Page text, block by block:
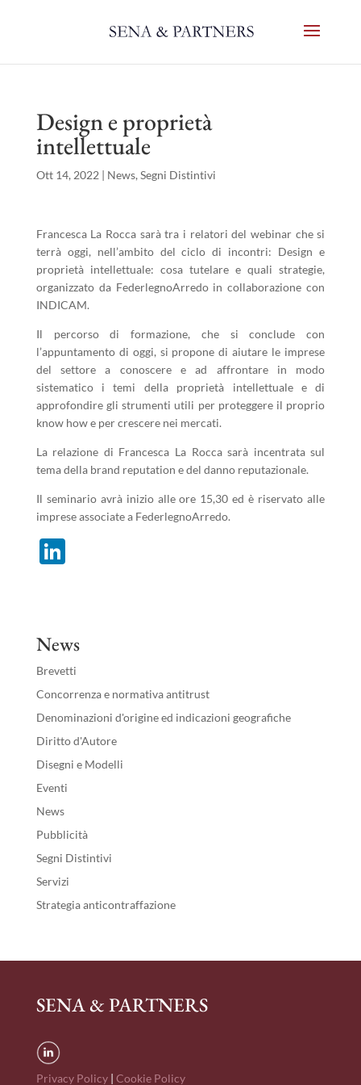
Design e proprietà
intellettuale
Ott 14, 2022 | News, Segni Distintivi
Francesca La Rocca sarà tra i relatori del webinar che si
terrà oggi, nell’ambito del ciclo di incontri: Design e
proprietà intellettuale: cosa tutelare e quali strategie,
organizzato da FederlegnoArredo in collaborazione con
INDICAM.
Il percorso di formazione, che si conclude con
l’appuntamento di oggi, si propone di aiutare le imprese
del settore a conoscere e ad affrontare in modo
sistematico i temi della proprietà intellettuale e di
approfondire gli strumenti utili per proteggere il proprio
know how e per crescere nei mercati.
La relazione di Francesca La Rocca sarà incentrata sul
tema della brand reputation e del danno reputazionale.
Il seminario avrà inizio alle ore 15,30 ed è riservato alle
imprese associate a FederlegnoArredo.
Li
dI
n
News
Brevetti
Concorrenza e normativa antitrust
Denominazioni d'origine ed indicazioni geografiche
Diritto d'Autore
Disegni e Modelli
Eventi
News
Pubblicità
Segni Distintivi
Servizi
Strategia anticontraffazione
SENA & PARTNERS
Privacy Policy| Cookie Policy